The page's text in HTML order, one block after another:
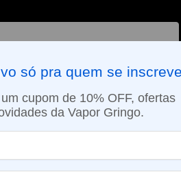
E-LIQUÍDOS NICOTINA ORAL
A SEX): PEDIDOS APROVADOS ATÉ
Tubo de
só pra quem se
cupom de 10% OFF, ofertas
da Vapor Gringo.